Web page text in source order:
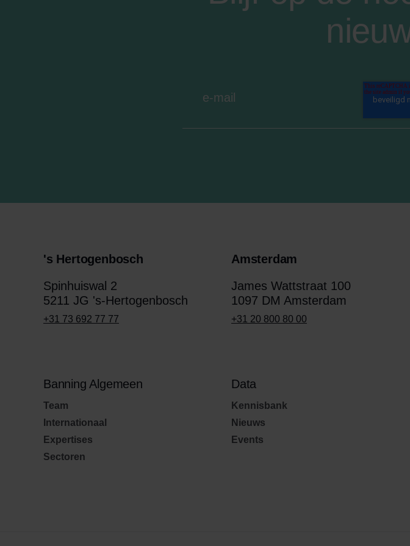
's Hertogenbosch
Spinhuiswal 2
5211 JG 's-Hertogenbosch
+31 73 692 77 77
Amsterdam
James Wattstraat 100
1097 DM Amsterdam
+31 20 800 80 00
Banning Algemeen
Team
Internationaal
Expertises
Sectoren
Data
Kennisbank
Nieuws
Events